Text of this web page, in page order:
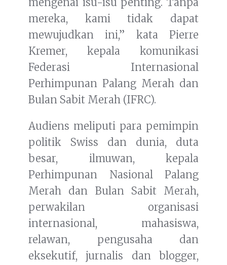
mereka, kami tidak dapat
mewujudkan ini,” kata Pierre
Kremer, kepala komunikasi
Federasi Internasional
Perhimpunan Palang Merah dan
Bulan Sabit Merah (IFRC).
Audiens meliputi para pemimpin
politik Swiss dan dunia, duta
besar, ilmuwan, kepala
Perhimpunan Nasional Palang
Merah dan Bulan Sabit Merah,
perwakilan organisasi
internasional, mahasiswa,
relawan, pengusaha dan
eksekutif, jurnalis dan blogger,